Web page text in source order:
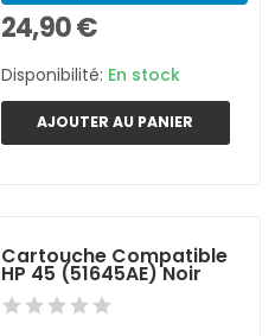
24,90 €
Disponibilité: En stock
AJOUTER AU PANIER
Cartouche Compatible
HP 45 (51645AE) Noir